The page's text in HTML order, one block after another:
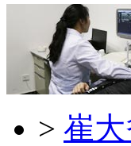
> 崔